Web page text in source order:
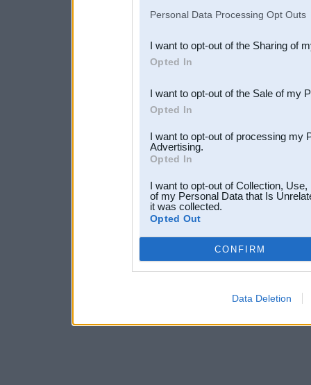
Downstream Participants
third parties.
Personal Data Processing Opt Outs
I want to opt-out of the Sharing of
Opted In
I want to opt-out of the Sale of my
Opted In
I want to opt-out of processing my
Advertising.
Opted In
I want to opt-out of Collection,
of my Personal Data that Is
it was collected.
Opted Out
CONFIRM
Data Deletion